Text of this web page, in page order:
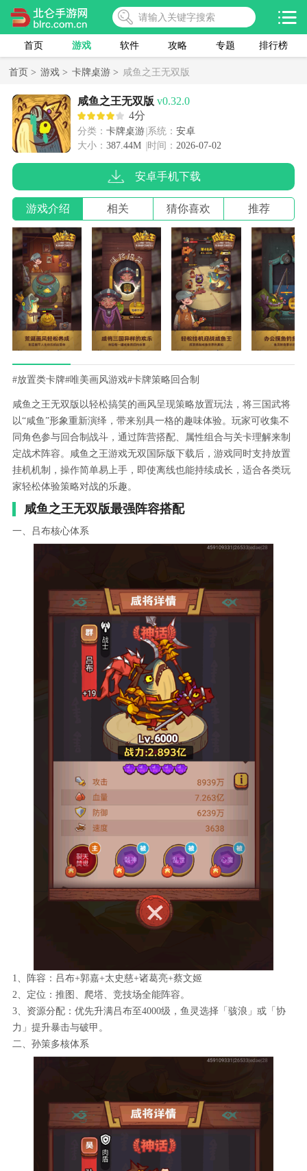
首页 游戏 软件 攻略 专题 排行榜
首页 > 游戏 > 卡牌桌游 > 咸鱼之王无双版
咸鱼之王无双版 v0.32.0
4分
分类： 卡牌桌游 系统： 安卓
大小： 387.44M 时间： 2026-07-02
安卓手机下载
游戏介绍 相关 猜你喜欢 推荐
#放置类卡牌#唯美画风游戏#卡牌策略回合制
咸鱼之王无双版以轻松搞笑的画风呈现策略放置玩法，将三国武将
以“咸鱼”形象重新演绎，带来别具一格的趣味体验。玩家可收集不
同角色参与回合制战斗，通过阵营搭配、属性组合与关卡理解来制
定战术阵容。咸鱼之王游戏无双国际版下载后，游戏同时支持放置
挂机机制，操作简单易上手，即使离线也能持续成长，适合各类玩
家轻松体验策略对战的乐趣。
咸鱼之王无双版最强阵容搭配
一、吕布核心体系
1、阵容：吕布+郭嘉+太史慈+诸葛亮+蔡文姬
2、定位：推图、爬塔、竞技场全能阵容。
3、资源分配：优先升满吕布至4000级，鱼灵选择「骇浪」或「协
力」提升暴击与破甲。
二、孙策多核体系